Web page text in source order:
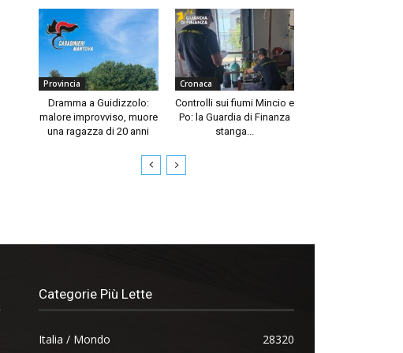
Provincia
Dramma a Guidizzolo:
malore improvviso, muore
una ragazza di 20 anni
Cronaca
Controlli sui fiumi Mincio e
Po: la Guardia di Finanza
stanga...
Categorie Più Lette
Italia / Mondo 28320